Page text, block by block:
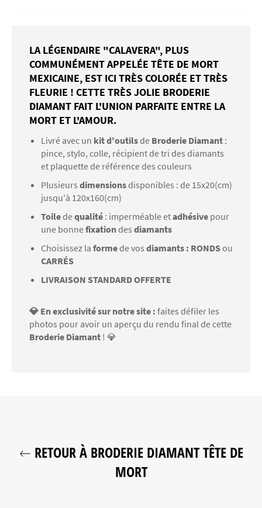
LA LÉGENDAIRE "CALAVERA", PLUS
COMMUNÉMENT APPELÉE TÊTE DE MORT
MEXICAINE, EST ICI TRÈS COLORÉE ET TRÈS
FLEURIE ! CETTE TRÈS JOLIE BRODERIE
DIAMANT FAIT L'UNION PARFAITE ENTRE LA
MORT ET L'AMOUR.
Livré avec un kit d'outilsde Broderie Diamant :
pince, stylo, colle, récipient de tri des diamants
et plaquette de référence des couleurs
Plusieurs dimensionsdisponibles : de 15x20(cm)
jusqu'à 120x160(cm)
Toiledequalité : imperméable etadhésive pour
une bonnefixationdes diamants
Choisissez la formede vos diamants : RONDSou
CARRÉS
LIVRAISON STANDARD OFFERTE
💎 En exclusivité sur notre site : faites défiler les
photos pour avoir un aperçu du rendu final de cette
Broderie Diamant ! 💎
RETOUR À BRODERIE DIAMANT TÊTE DE
MORT